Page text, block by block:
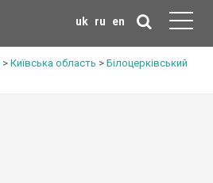
uk ru en
> Київська область > Білоцерківський